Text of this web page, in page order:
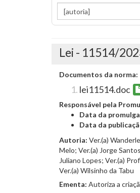
Lei - 11514/
Documentos da norma:
lei11514.doc
Responsável pela
Data da
Data da
Autoria: Ver.(a)
Melo; Ver.(a) Jorge
Juliano Lopes; Ver.(a)
Ver.(a) Wilsinho da Tabu
Ementa: Autoriza a